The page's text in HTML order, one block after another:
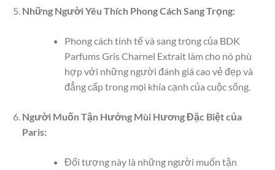
Những Người Yêu Thích Phong Cách Sang Trọng:
Phong cách tinh tế và sang trọng của BDK
Parfums Gris Charnel Extrait làm cho nó phù
hợp với những người đánh giá cao vẻ đẹp và
đẳng cấp trong mọi khía cạnh của cuộc sống.
Người Muốn Tận Hưởng Mùi Hương Đặc Biệt của
Paris:
Đối tượng này là những người muốn tận